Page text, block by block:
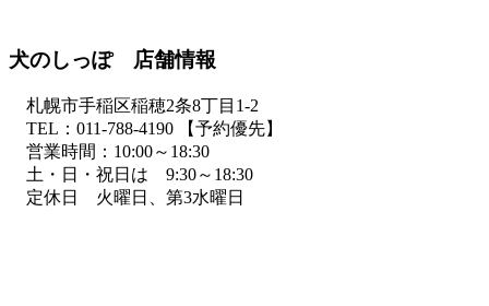
犬のしっぽ 店舗情報
札幌市手稲区稲穂2条8丁目1-2
TEL：011-788-4190 【予約優先】
営業時間：10:00～18:30
土・日・祝日は 9:30～18:30
定休日 火曜日、第3水曜日